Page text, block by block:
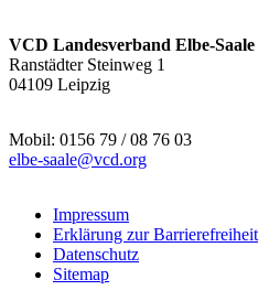
VCD Landesverband Elbe-Saale
Ranstädter Steinweg 1
04109 Leipzig
Mobil: 0156 79 / 08 76 03
elbe-saale@vcd.org
Impressum
Erklärung zur Barrierefreiheit
Datenschutz
Sitemap